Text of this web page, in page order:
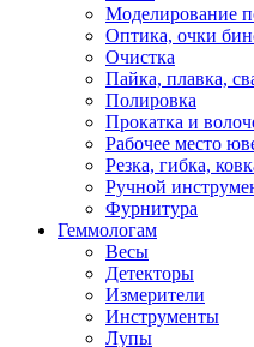
Моделирование
Оптика, очки
Очистка
Пайка, плавка,
Полировка
Прокатка и
Рабочее место
Резка, гибка,
Ручной
Фурнитура
Геммологам
Весы
Детекторы
Измерители
Инструменты
Лупы